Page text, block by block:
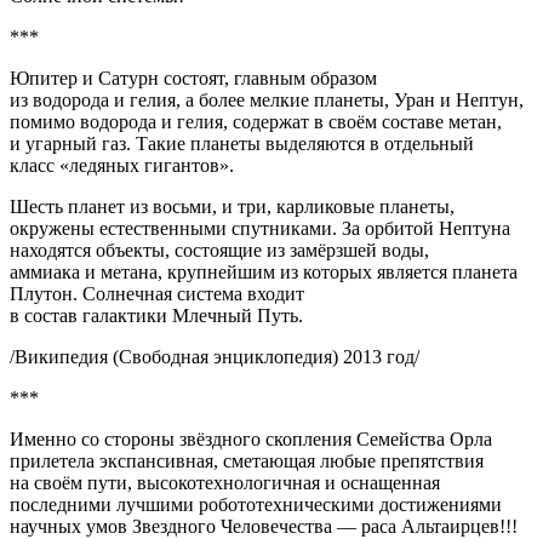
***
Юпитер и Сатурн состоят, главным образом
из водорода и гелия, а более мелкие планеты, Уран и Нептун,
помимо водорода и гелия, содержат в своём составе метан,
и угарный газ. Такие планеты выделяются в отдельный
класс «ледяных гигантов».
Шесть планет из восьми, и три, карликовые планеты,
окружены естественными спутниками. За орбитой Нептуна
находятся объекты, состоящие из замёрзшей воды,
аммиака и метана, крупнейшим из которых является планета
Плутон. Солнечная система входит
в состав галактики Млечный Путь.
/Википедия (Свободная энциклопедия) 2013 год/
***
Именно со стороны звёздного скопления Семейства Орла
прилетела экспансивная, сметающая любые препятствия
на своём пути, высокотехнологичная и оснащенная
последними лучшими робототехническими достижениями
научных умов Звездного Человечества — раса Альтаирцев!!!